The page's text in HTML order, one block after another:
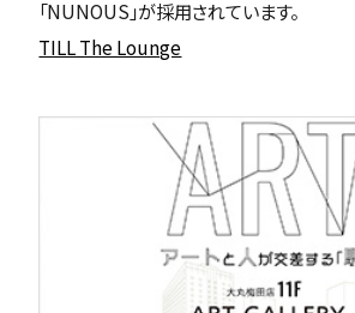
「NUNOUS」が採用されています。
TILL The Lounge